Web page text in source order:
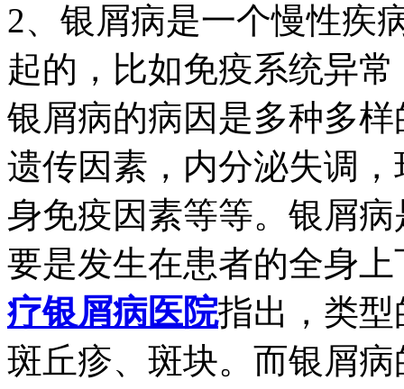
2、银屑病是一个慢性疾
起的，比如免疫系统异
银屑病的病因是多种多
遗传因素，内分泌失调
身免疫因素等等。银屑
要是发生在患者的全身
疗银屑病医院指出，类
斑丘疹、斑块。而银屑